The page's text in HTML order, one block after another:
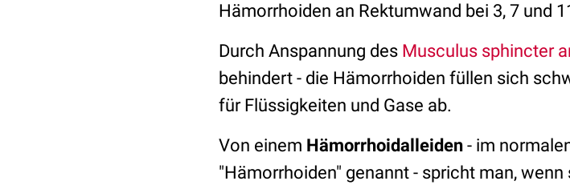
Hämorrhoiden an Rektumwand bei 3, 7 und
Durch Anspannung des Musculus sphincter
behindert - die Hämorrhoiden füllen sich
für Flüssigkeiten und Gase ab.
Von einem Hämorrhoidalleiden - im
"Hämorrhoiden" genannt - spricht man,